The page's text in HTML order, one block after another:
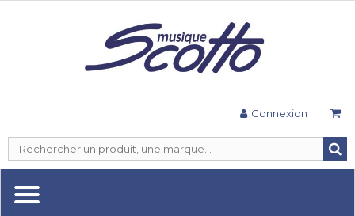
Connexion